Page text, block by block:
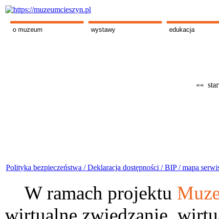
o muzeum wystawy edukacja
««
Polityka bezpieczeństwa /Deklaracja dostępności /BIP /mapa
W ramach projektu